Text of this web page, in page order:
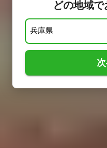
どの地域